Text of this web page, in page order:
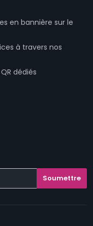
en bannière sur le
à travers nos
dédiés